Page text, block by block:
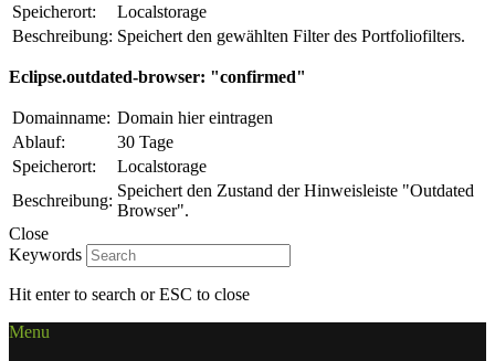
Speicherort:
Localstorage
Beschreibung: Speichert den gewählten Filter des Portfoliofilters.
Eclipse.outdated-browser: "confirmed"
Domainname: Domain hier eintragen
Ablauf:
30 Tage
Speicherort:
Localstorage
Beschreibung:
Speichert den Zustand der Hinweisleiste "Outdated
Browser".
Close
Keywords
Hit enter to search or ESC to close
Menu